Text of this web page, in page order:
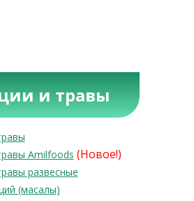
и травы
Amilfoods (Новое!)
развесные
(масалы)